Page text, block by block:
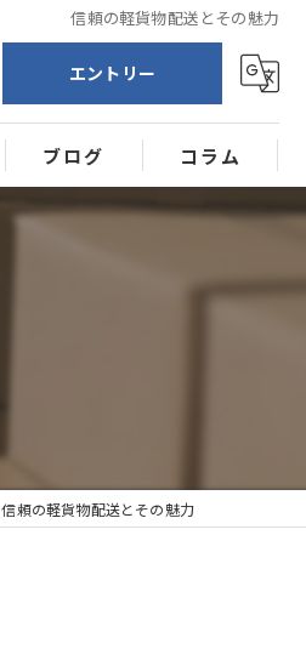
信頼の軽貨物配送とその魅力
エントリー
ブログ コラム
信頼の軽貨物配送とその魅力